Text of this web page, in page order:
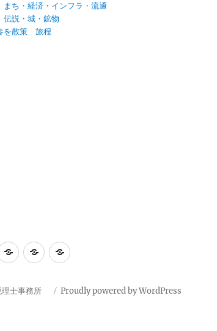
まち・経済・インフラ・流通
伝説・城・鉱物
を散策 旅程
連
先
業
日
士事務所 Proudly powered by WordPress